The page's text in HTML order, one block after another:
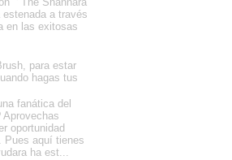
a través
en las exitosas
para estar
hagas tus
fanática del
Aprovechas
oportunidad
Pues aquí tienes
ha est...